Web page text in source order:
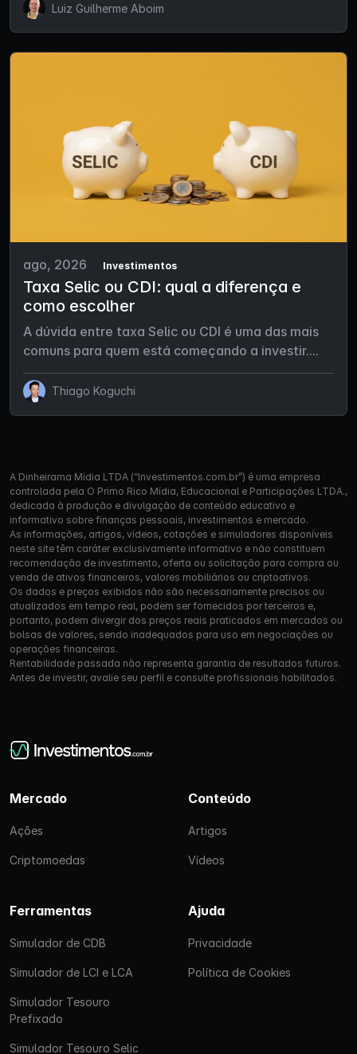
Luiz Guilherme Aboim
ago, 2026 Investimentos
Taxa Selic ou CDI: qual a diferença e
como escolher
A dúvida entre taxa Selic ou CDI é uma das mais
comuns para quem está começando a investir....
Thiago Koguchi
A Dinheirama Mídia LTDA (“Investimentos.com.br”) é uma empresa
controlada pela O Primo Rico Mídia, Educacional e Participações LTDA.,
dedicada à produção e divulgação de conteúdo educativo e
informativo sobre finanças pessoais, investimentos e mercado.
As informações, artigos, vídeos, cotações e simuladores disponíveis
neste site têm caráter exclusivamente informativo e não constituem
recomendação de investimento, oferta ou solicitação para compra ou
venda de ativos financeiros, valores mobiliários ou criptoativos.
Os dados e preços exibidos não são necessariamente precisos ou
atualizados em tempo real, podem ser fornecidos por terceiros e,
portanto, podem divergir dos preços reais praticados em mercados ou
bolsas de valores, sendo inadequados para uso em negociações ou
operações financeiras.
Rentabilidade passada não representa garantia de resultados futuros.
Antes de investir, avalie seu perfil e consulte profissionais habilitados.
Mercado
Ações
Criptomoedas
Conteúdo
Artigos
Vídeos
Ferramentas
Simulador de CDB
Simulador de LCI e LCA
Simulador Tesouro
Prefixado
Simulador Tesouro Selic
Ajuda
Privacidade
Política de Cookies